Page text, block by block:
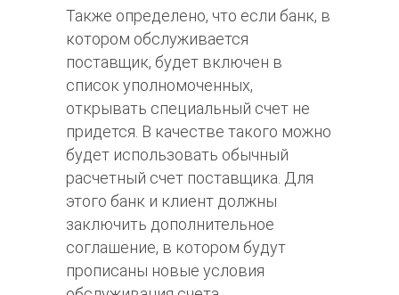
Также определено, что если банк, в
котором обслуживается
поставщик, будет включен в
список уполномоченных,
открывать специальный счет не
придется. В качестве такого можно
будет использовать обычный
расчетный счет поставщика. Для
этого банк и клиент должны
заключить дополнительное
соглашение, в котором будут
прописаны новые условия